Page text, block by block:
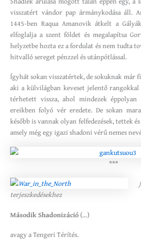
visszatért vándor pap ármánykodása áll.
1445-ben Raqua Amanovik átkelt a
elfoglalja a szent földet és megalapítsa
helyzetbe hozta ez a fordulat és nem tudta
hitvalló sereget pénzzel és utánpótlással.
Ígyhát sokan visszatértek, de sokuknak már
aki a külvilágban keveset jelentő
térhetett vissza, ahol mindezek
ereikben folyó vér eredete. De sokan
később is vannak olyan felfedezések, tettek
amely még egy igazi shadoni vérű nemes
***
terjeszkedésekhez
Második Shadonizáció(…)
avagy a Tengeri Térítés.